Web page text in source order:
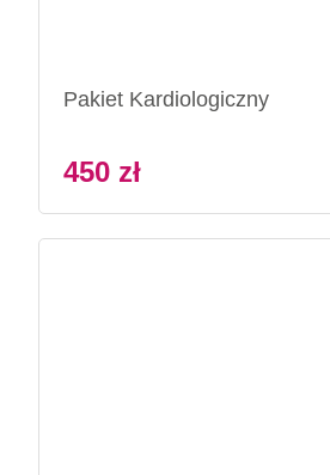
Pakiet Kardiologiczny
450 zł